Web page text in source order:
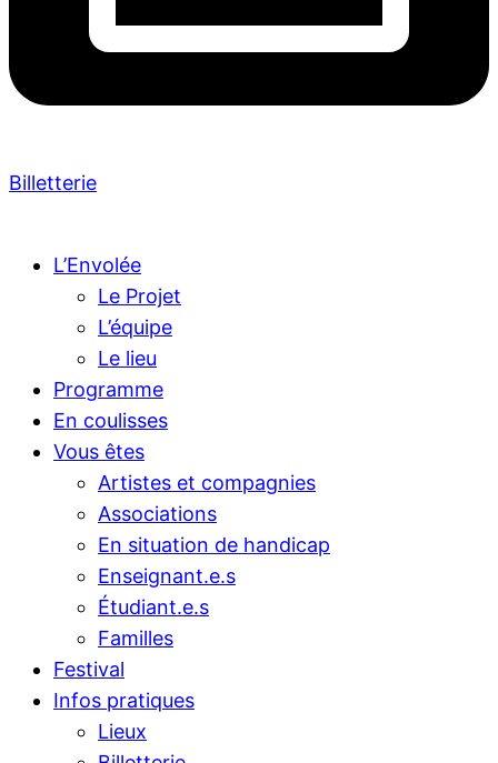
Billetterie
L’Envolée
Le Projet
L’équipe
Le lieu
Programme
En coulisses
Vous êtes
Artistes et compagnies
Associations
En situation de handicap
Enseignant.e.s
Étudiant.e.s
Familles
Festival
Infos pratiques
Lieux